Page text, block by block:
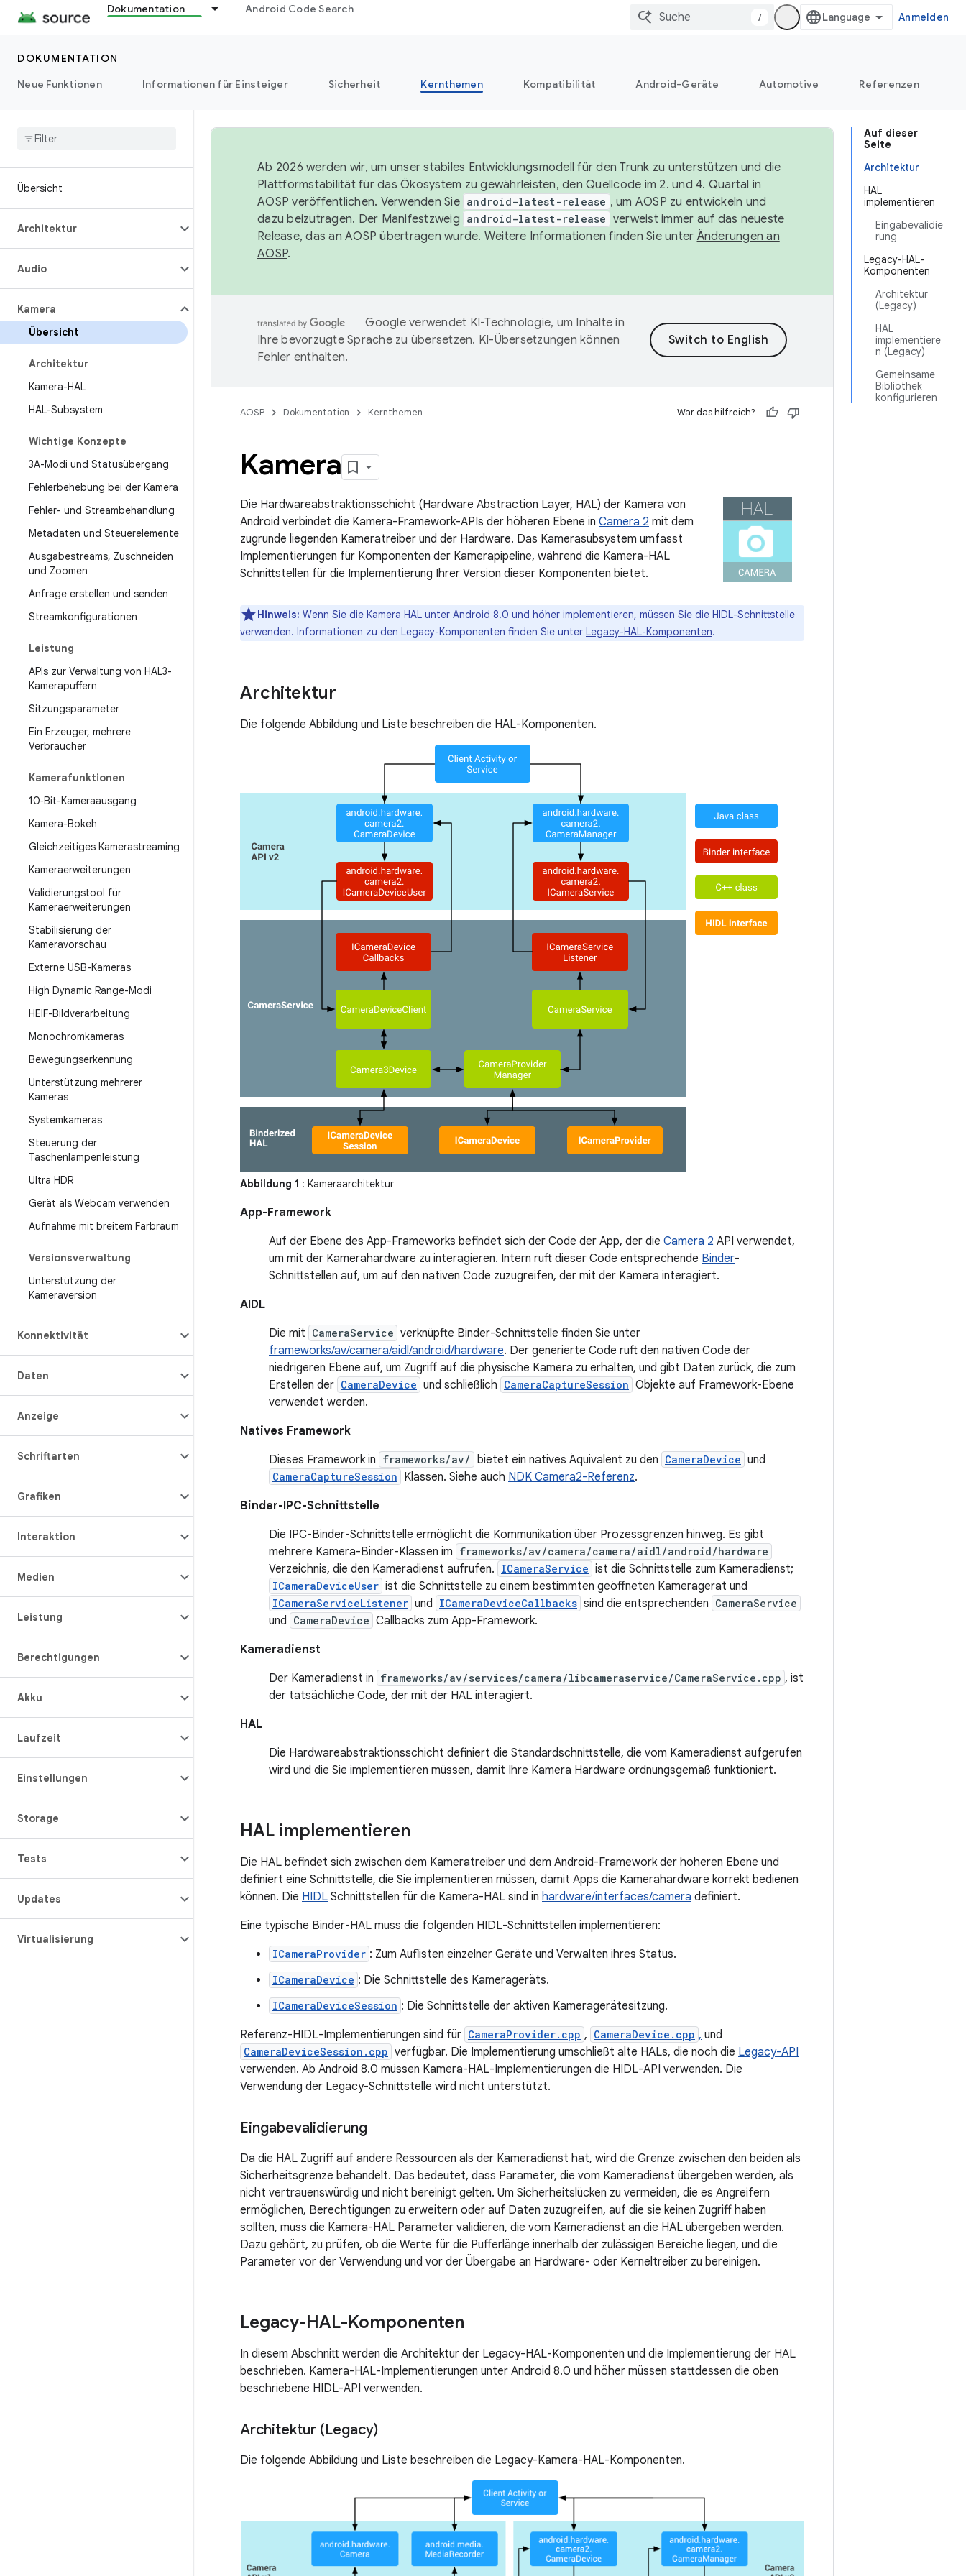
Dokumentation Android Code Search
/ Anmelden
DOKUMENTATION
Neue Funktionen
Informationen für Einsteiger Sicherheit Kernthemen Kompatibilität Android-Geräte Automotive Referenzen
Übersicht
Architektur
Audio
Kamera
Übersicht
Architektur
Kamera-HAL
HAL-Subsystem
Wichtige Konzepte
3A-Modi und Statusübergang
Fehlerbehebung bei der Kamera
Fehler- und Streambehandlung
Metadaten und Steuerelemente
Ausgabestreams, Zuschneiden
und Zoomen
Anfrage erstellen und senden
Streamkonfigurationen
Leistung
APIs zur Verwaltung von HAL3-
Kamerapuffern
Sitzungsparameter
Ein Erzeuger, mehrere
Verbraucher
Kamerafunktionen
10‑Bit-Kameraausgang
Kamera-Bokeh
Gleichzeitiges Kamerastreaming
Kameraerweiterungen
Validierungstool für
Kameraerweiterungen
Stabilisierung der
Kameravorschau
Externe USB-Kameras
High Dynamic Range-Modi
HEIF-Bildverarbeitung
Monochromkameras
Bewegungserkennung
Unterstützung mehrerer
Kameras
Systemkameras
Steuerung der
Taschenlampenleistung
Ultra HDR
Gerät als Webcam verwenden
Aufnahme mit breitem Farbraum
Versionsverwaltung
Unterstützung der
Kameraversion
Konnektivität
Daten
Anzeige
Schriftarten
Grafiken
Interaktion
Medien
Leistung
Berechtigungen
Akku
Laufzeit
Einstellungen
Storage
Tests
Updates
Virtualisierung
Auf dieser
Seite
Architektur
HAL
implementieren
Eingabevalidie
rung
Legacy-HAL-
Komponenten
Architektur
(Legacy)
HAL
implementiere
n (Legacy)
Gemeinsame
Bibliothek
konfigurieren
Ab 2026 werden wir, um unser stabiles Entwicklungsmodell für den Trunk zu unterstützen und die
Plattformstabilität für das Ökosystem zu gewährleisten, den Quellcode im 2. und 4. Quartal in
AOSP veröffentlichen. Verwenden Sie android-latest-release , um AOSP zu entwickeln und
dazu beizutragen. Der Manifestzweig android-latest-release verweist immer auf das neueste
Release, das an AOSP übertragen wurde. Weitere Informationen finden Sie unter Änderungen an
AOSP.
Google verwendet KI-Technologie, um Inhalte in
Ihre bevorzugte Sprache zu übersetzen. KI-Übersetzungen können
Fehler enthalten.
AOSP Dokumentation Kernthemen War das hilfreich?
Kamera
Die Hardwareabstraktionsschicht (Hardware Abstraction Layer, HAL) der Kamera von
Android verbindet die Kamera-Framework-APIs der höheren Ebene in Camera 2 mit dem
zugrunde liegenden Kameratreiber und der Hardware. Das Kamerasubsystem umfasst
Implementierungen für Komponenten der Kamerapipeline, während die Kamera-HAL
Schnittstellen für die Implementierung Ihrer Version dieser Komponenten bietet.
Hinweis: Wenn Sie die Kamera HAL unter Android 8.0 und höher implementieren, müssen Sie die HIDL-Schnittstelle
verwenden. Informationen zu den Legacy-Komponenten finden Sie unter Legacy-HAL-Komponenten.
Architektur
Die folgende Abbildung und Liste beschreiben die HAL-Komponenten.
Abbildung 1 : Kameraarchitektur
App-Framework
Auf der Ebene des App-Frameworks befindet sich der Code der App, der die Camera 2 API verwendet,
um mit der Kamerahardware zu interagieren. Intern ruft dieser Code entsprechende Binder-
Schnittstellen auf, um auf den nativen Code zuzugreifen, der mit der Kamera interagiert.
AIDL
Die mit CameraService verknüpfte Binder-Schnittstelle finden Sie unter
frameworks/av/camera/aidl/android/hardware. Der generierte Code ruft den nativen Code der
niedrigeren Ebene auf, um Zugriff auf die physische Kamera zu erhalten, und gibt Daten zurück, die zum
Erstellen der CameraDevice und schließlich CameraCaptureSession Objekte auf Framework-Ebene
verwendet werden.
Natives Framework
Dieses Framework in frameworks/av/ bietet ein natives Äquivalent zu den CameraDevice und
CameraCaptureSession Klassen. Siehe auch NDK Camera2-Referenz.
Binder-IPC-Schnittstelle
Die IPC-Binder-Schnittstelle ermöglicht die Kommunikation über Prozessgrenzen hinweg. Es gibt
mehrere Kamera-Binder-Klassen im frameworks/av/camera/camera/aidl/android/hardware
Verzeichnis, die den Kameradienst aufrufen. ICameraService ist die Schnittstelle zum Kameradienst;
ICameraDeviceUser ist die Schnittstelle zu einem bestimmten geöffneten Kameragerät und
ICameraServiceListener und ICameraDeviceCallbacks sind die entsprechenden CameraService
und CameraDevice Callbacks zum App-Framework.
Kameradienst
Der Kameradienst in frameworks/av/services/camera/libcameraservice/CameraService.cpp , ist
der tatsächliche Code, der mit der HAL interagiert.
HAL
Die Hardwareabstraktionsschicht definiert die Standardschnittstelle, die vom Kameradienst aufgerufen
wird und die Sie implementieren müssen, damit Ihre Kamera Hardware ordnungsgemäß funktioniert.
HAL implementieren
Die HAL befindet sich zwischen dem Kameratreiber und dem Android-Framework der höheren Ebene und
definiert eine Schnittstelle, die Sie implementieren müssen, damit Apps die Kamerahardware korrekt bedienen
können. Die HIDL Schnittstellen für die Kamera-HAL sind in hardware/interfaces/camera definiert.
Eine typische Binder-HAL muss die folgenden HIDL-Schnittstellen implementieren:
ICameraProvider : Zum Auflisten einzelner Geräte und Verwalten ihres Status.
ICameraDevice : Die Schnittstelle des Kamerageräts.
ICameraDeviceSession : Die Schnittstelle der aktiven Kameragerätesitzung.
Referenz-HIDL-Implementierungen sind für CameraProvider.cpp , CameraDevice.cpp , und
CameraDeviceSession.cpp verfügbar. Die Implementierung umschließt alte HALs, die noch die Legacy-API
verwenden. Ab Android 8.0 müssen Kamera-HAL-Implementierungen die HIDL-API verwenden. Die
Verwendung der Legacy-Schnittstelle wird nicht unterstützt.
Eingabevalidierung
Da die HAL Zugriff auf andere Ressourcen als der Kameradienst hat, wird die Grenze zwischen den beiden als
Sicherheitsgrenze behandelt. Das bedeutet, dass Parameter, die vom Kameradienst übergeben werden, als
nicht vertrauenswürdig und nicht bereinigt gelten. Um Sicherheitslücken zu vermeiden, die es Angreifern
ermöglichen, Berechtigungen zu erweitern oder auf Daten zuzugreifen, auf die sie keinen Zugriff haben
sollten, muss die Kamera-HAL Parameter validieren, die vom Kameradienst an die HAL übergeben werden.
Dazu gehört, zu prüfen, ob die Werte für die Pufferlänge innerhalb der zulässigen Bereiche liegen, und die
Parameter vor der Verwendung und vor der Übergabe an Hardware- oder Kerneltreiber zu bereinigen.
Legacy-HAL-Komponenten
In diesem Abschnitt werden die Architektur der Legacy-HAL-Komponenten und die Implementierung der HAL
beschrieben. Kamera-HAL-Implementierungen unter Android 8.0 und höher müssen stattdessen die oben
beschriebene HIDL-API verwenden.
Architektur (Legacy)
Die folgende Abbildung und Liste beschreiben die Legacy-Kamera-HAL-Komponenten.